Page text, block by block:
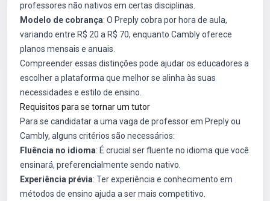
professores não nativos em certas disciplinas.
Modelo de cobrança: O Preply cobra por hora de aula,
variando entre R$ 20 a R$ 70, enquanto Cambly oferece
planos mensais e anuais.
Compreender essas distinções pode ajudar os educadores a
escolher a plataforma que melhor se alinha às suas
necessidades e estilo de ensino.
Requisitos para se tornar um tutor
Para se candidatar a uma vaga de professor em Preply ou
Cambly, alguns critérios são necessários:
Fluência no idioma: É crucial ser fluente no idioma que você
ensinará, preferencialmente sendo nativo.
Experiência prévia: Ter experiência e conhecimento em
métodos de ensino ajuda a ser mais competitivo.